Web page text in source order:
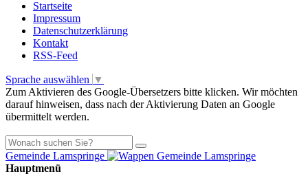
Startseite
Impressum
Datenschutzerklärung
Kontakt
RSS-Feed
Sprache auswählen ▼
Zum Aktivieren des Google-Übersetzers bitte klicken. Wir möchten
darauf hinweisen, dass nach der Aktivierung Daten an Google
übermittelt werden.
Gemeinde Lamspringe
Hauptmenü